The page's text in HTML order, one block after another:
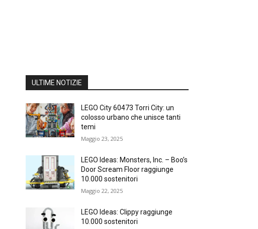
ULTIME NOTIZIE
LEGO City 60473 Torri City: un
colosso urbano che unisce tanti
temi
Maggio 23, 2025
LEGO Ideas: Monsters, Inc. – Boo’s
Door Scream Floor raggiunge
10.000 sostenitori
Maggio 22, 2025
LEGO Ideas: Clippy raggiunge
10.000 sostenitori